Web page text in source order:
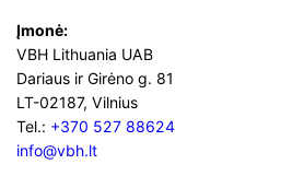
Įmonė:
VBH Lithuania UAB
Dariaus ir Girėno g. 81
LT-02187, Vilnius
Tel.: +370 527 88624
info@vbh.lt